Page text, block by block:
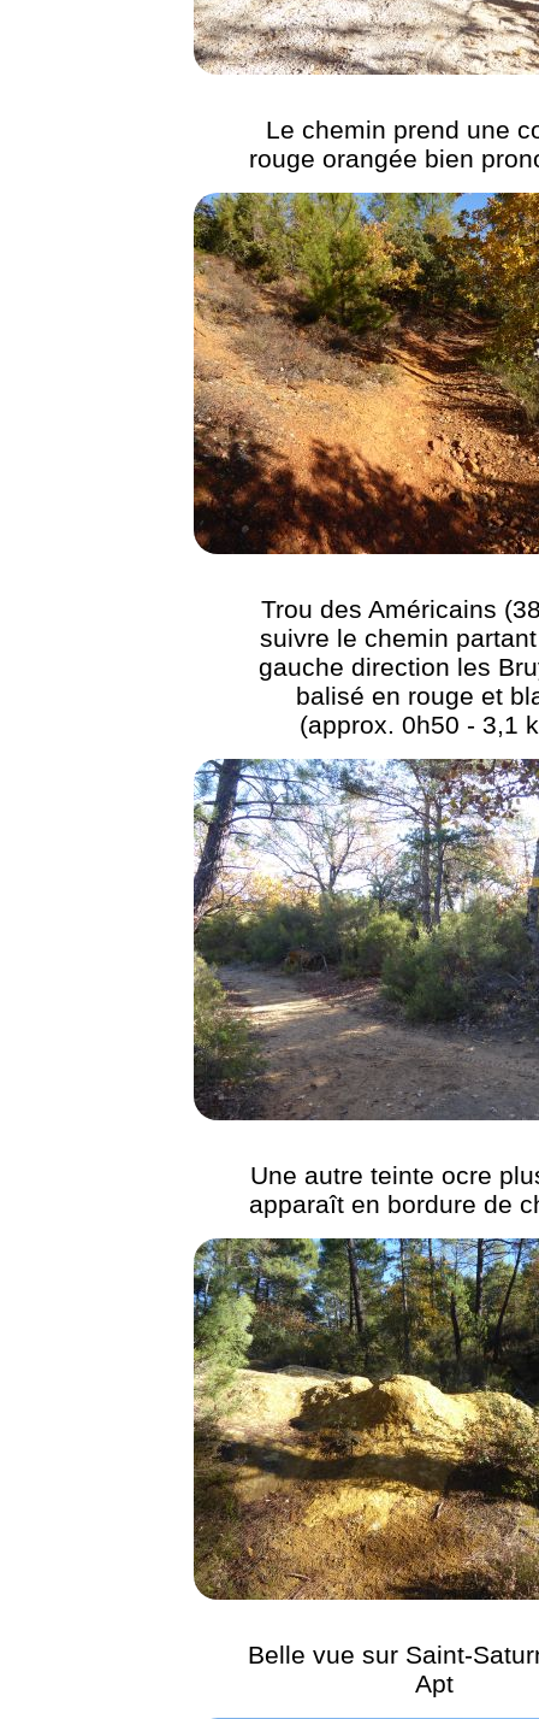
Le chemin prend une
rouge orangée bien
Trou des Américains
suivre le chemin
gauche direction les
balisé en rouge et
(approx. 0h50 - 3,1
Une autre teinte ocre
apparaît en bordure de
Belle vue sur Saint-
Apt